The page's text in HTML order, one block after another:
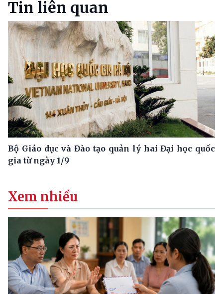
Tin liên quan
Bộ Giáo dục và Đào tạo quản lý hai Đại học quốc
gia từ ngày 1/9
Xem nhiều